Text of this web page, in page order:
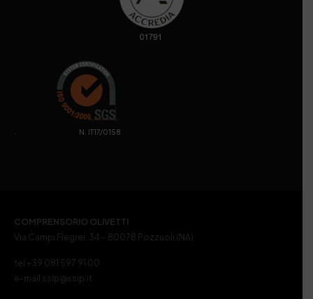
. N. IT17/0158
COMPRENSORIO OLIVETTI
Via Campi Flegrei, 34 – 80078 Pozzuoli (NA)
tel +39 081 597 91 00
e-mail ssip@ssip.it